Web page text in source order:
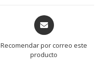
Opens
in
new
Recomendar por correo este
producto